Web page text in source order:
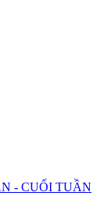
- CUỐI TUẦN